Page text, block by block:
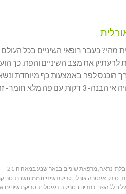
מהי? בעבר רופאי השיניים בכל
להעתיק את מצב השיניים והפה. כך
הוכנס לפה באמצעות כף מיוחדת
מלא חומר- זה המון זמן
בלתי נראה,מרפאת שיניים בבאר שבע במאה ה-21
, סורק אינטרה אורלי, סריקת שיניים ממוחשבת,
חלל הפה,כתרים בסריקה דיגיטלית,סריקת שיניים